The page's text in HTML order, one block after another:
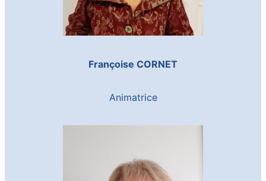
Françoise CORNET
Animatrice